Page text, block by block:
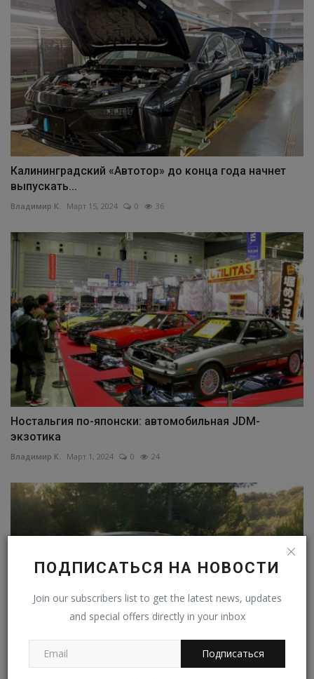
ПОДПИСАТЬСЯ НА НОВОСТИ
Join our subscribers list to get the latest news, updates
and special offers directly in your inbox
Подписаться
Калининградский «Автотор» до конца года начнет
выпускать...
Владимир К. Март 15, 2024 0 36
Ностальгия по-японски: автомобильная JDM-
экзотика
Владимир К. Март 1, 2024 0 24
Rolls-Royce Ghost отправят в отставку ради нового